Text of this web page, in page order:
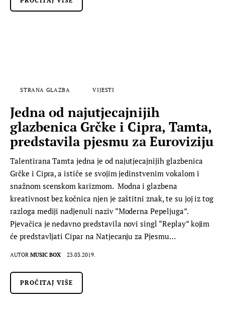
STRANA GLAZBA VIJESTI
Jedna od najutjecajnijih
glazbenica Grčke i Cipra, Tamta,
predstavila pjesmu za Euroviziju
Talentirana Tamta jedna je od najutjecajnijih glazbenica
Grčke i Cipra, a ističe se svojim jedinstvenim vokalom i
snažnom scenskom karizmom. Modna i glazbena
kreativnost bez kočnica njen je zaštitni znak, te su joj iz tog
razloga mediji nadjenuli naziv “Moderna Pepeljuga”.
Pjevačica je nedavno predstavila novi singl “Replay” kojim
će predstavljati Cipar na Natjecanju za Pjesmu…
AUTOR MUSIC BOX 23.03.2019.
PROČITAJ VIŠE